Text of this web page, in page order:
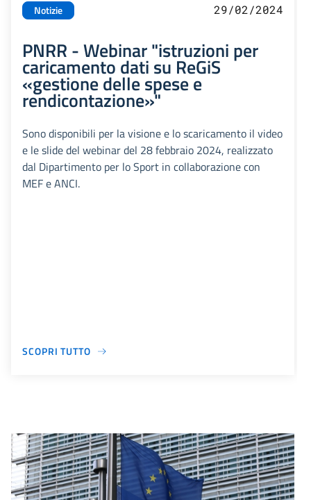
Notizie 29/02/2024
PNRR - Webinar "istruzioni per
caricamento dati su ReGiS
«gestione delle spese e
rendicontazione»"
Sono disponibili per la visione e lo scaricamento il video
e le slide del webinar del 28 febbraio 2024, realizzato
dal Dipartimento per lo Sport in collaborazione con
MEF e ANCI.
SCOPRI TUTTO